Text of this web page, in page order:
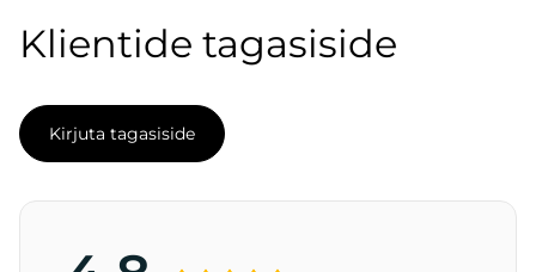
Klientide tagasiside
Kirjuta tagasiside